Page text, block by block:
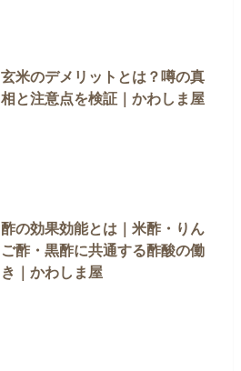
玄米のデメリットとは？噂の真
相と注意点を検証｜かわしま屋
酢の効果効能とは｜米酢・りん
ご酢・黒酢に共通する酢酸の働
き｜かわしま屋